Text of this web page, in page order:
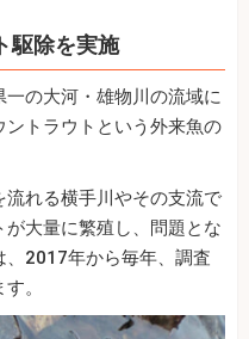
駆除を実施
の大河・雄物川の流域に
トラウトという外来魚の
れる横手川やその支流で
大量に繁殖し、問題とな
、2017年から毎年、調査
。